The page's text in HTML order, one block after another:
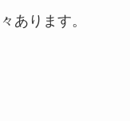
あります。